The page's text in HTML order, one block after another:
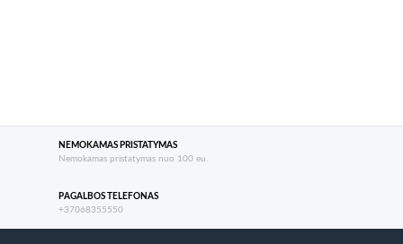
NEMOKAMAS PRISTATYMAS
Nemokamas pristatymas nuo 100 eu.
PAGALBOS TELEFONAS
+37068355550